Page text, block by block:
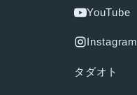
YouTube
Instagram
タダオト